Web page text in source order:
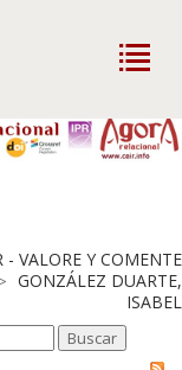
- VALORE Y COMENTE
GONZÁLEZ DUARTE,
ISABEL